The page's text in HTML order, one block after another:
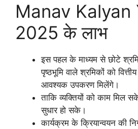
Manav Kalyan
2025 के लाभ
इस पहल के माध्यम से छोटे
पृष्ठभूमि वाले श्रमिकों को
आवश्यक उपकरण मिलेंगे।
ताकि व्यक्तियों को काम
सुधार हो सके।
कार्यक्रम के क्रियान्वयन की